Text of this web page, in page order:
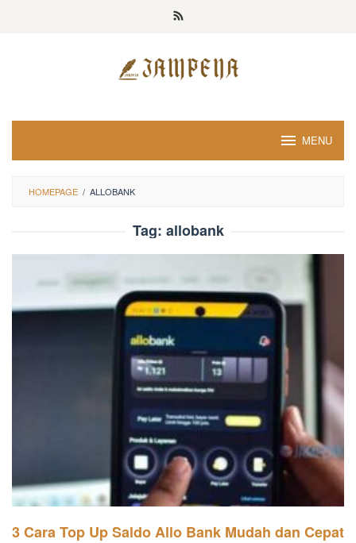
MENU
HOMEPAGE / ALLOBANK
Tag: allobank
3 Cara Top Up Saldo Allo Bank Mudah dan Cepat